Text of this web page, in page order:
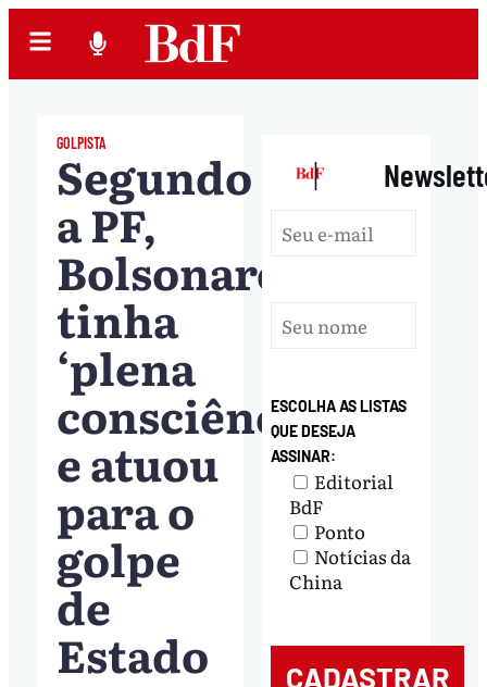
GOLPISTA
Segundo
a PF,
Bolsonaro
tinha
‘plena
consciência’
e atuou
para o
golpe
de
Estado
|
ESCOLHA AS LISTAS
QUE DESEJA
ASSINAR:
Editorial
BdF
Ponto
Notícias da
China